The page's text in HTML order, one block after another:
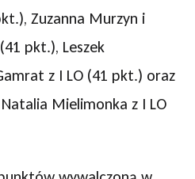
Zuzanna Murzyn i
pkt.), Leszek
z I LO (41 pkt.) oraz
Mielimonka z I LO